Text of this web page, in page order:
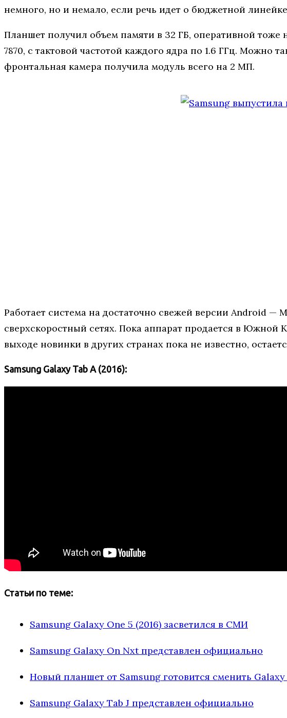
немного, но и немало, если речь идет о бюджетной линейке
Планшет получил объем памяти в 32 ГБ, оперативной
7870, с тактовой частотой каждого ядра по 1.6 ГГц. Можно
фронтальная камера получила модуль всего на 2 МП.
Работает система на достаточно свежей версии Android —
сверхскоростный сетях. Пока аппарат продается в Южной
выходе новинки в других странах пока не известно,
Samsung Galaxy Tab A (2016):
Статьи по теме:
Samsung Galaxy One 5 (2016) засветился в СМИ
Samsung Galaxy On Nxt представлен официально
Новый планшет от Samsung готовится сменить Galaxy
Samsung Galaxy Tab J представлен официально